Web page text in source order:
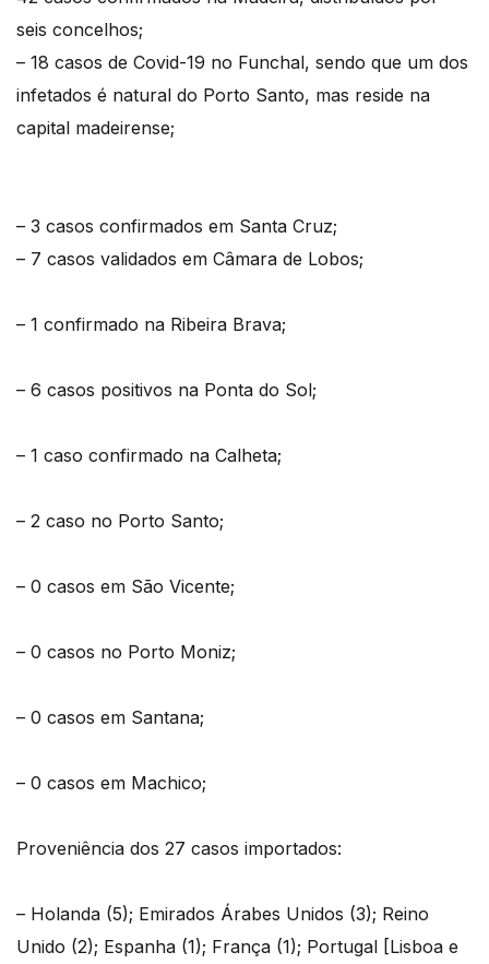
seis concelhos;
– 18 casos de Covid-19 no Funchal, sendo que um dos
infetados é natural do Porto Santo, mas reside na
capital madeirense;
– 3 casos confirmados em Santa Cruz;
– 7 casos validados em Câmara de Lobos;
– 1 confirmado na Ribeira Brava;
– 6 casos positivos na Ponta do Sol;
– 1 caso confirmado na Calheta;
– 2 caso no Porto Santo;
– 0 casos em São Vicente;
– 0 casos no Porto Moniz;
– 0 casos em Santana;
– 0 casos em Machico;
Proveniência dos 27 casos importados:
– Holanda (5); Emirados Árabes Unidos (3); Reino
Unido (2); Espanha (1); França (1); Portugal [Lisboa e